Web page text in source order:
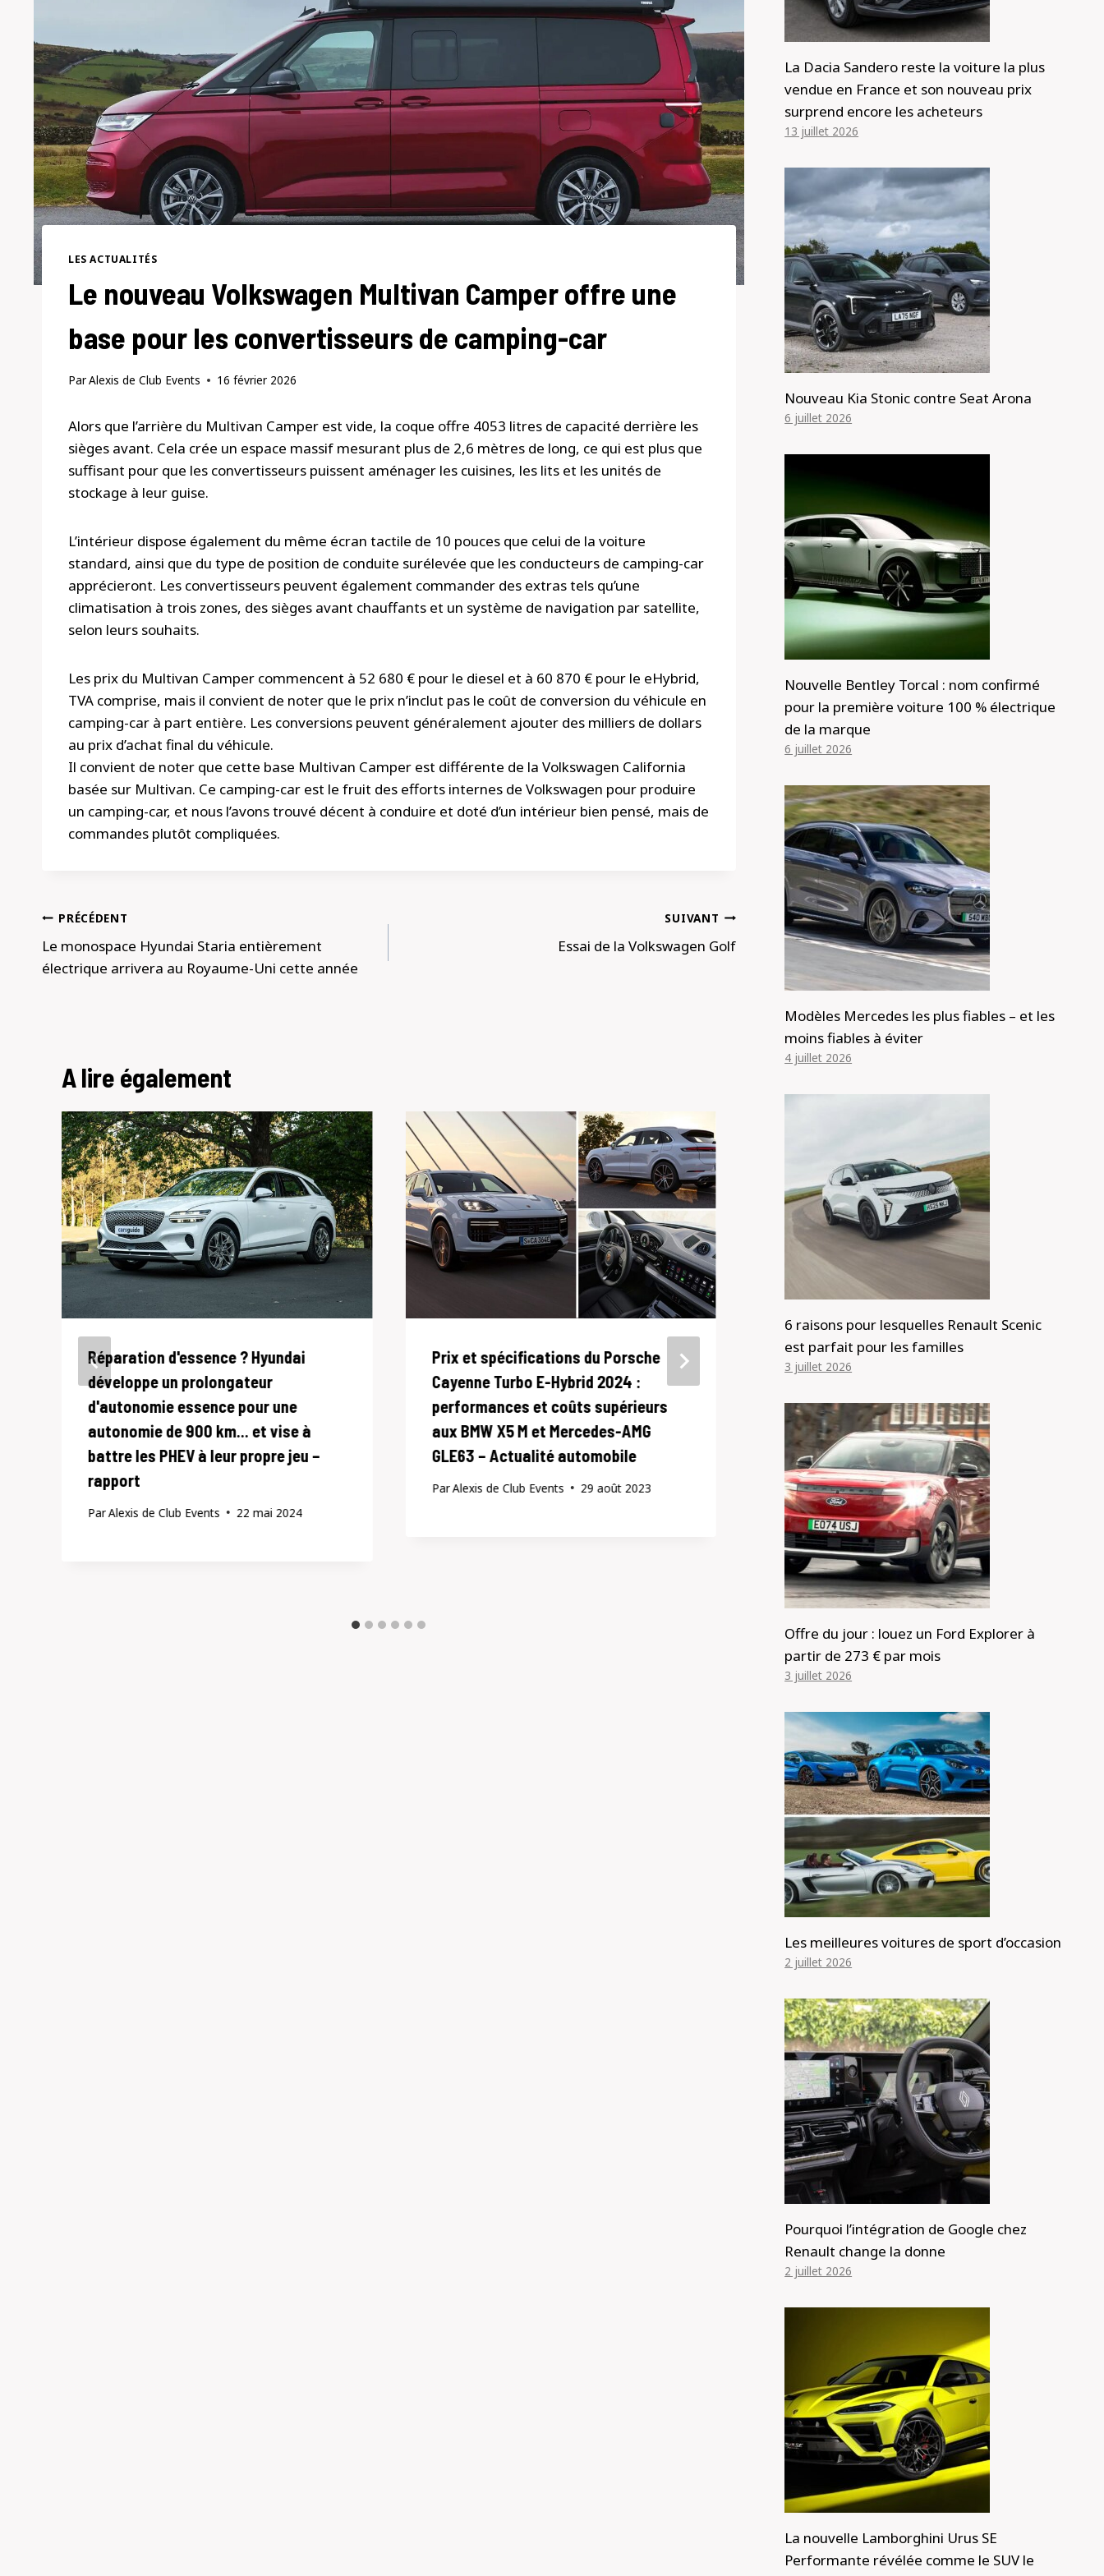
LES ACTUALITÉS
Le nouveau Volkswagen Multivan Camper offre une
base pour les convertisseurs de camping-car
ParAlexis de Club Events 16 février 2026
Alors que l’arrière du Multivan Camper est vide, la coque offre 4053 litres de capacité derrière les
sièges avant. Cela crée un espace massif mesurant plus de 2,6 mètres de long, ce qui est plus que
suffisant pour que les convertisseurs puissent aménager les cuisines, les lits et les unités de
stockage à leur guise.
L’intérieur dispose également du même écran tactile de 10 pouces que celui de la voiture
standard, ainsi que du type de position de conduite surélevée que les conducteurs de camping-car
apprécieront. Les convertisseurs peuvent également commander des extras tels qu’une
climatisation à trois zones, des sièges avant chauffants et un système de navigation par satellite,
selon leurs souhaits.
Les prix du Multivan Camper commencent à 52 680 € pour le diesel et à 60 870 € pour le eHybrid,
TVA comprise, mais il convient de noter que le prix n’inclut pas le coût de conversion du véhicule en
camping-car à part entière. Les conversions peuvent généralement ajouter des milliers de dollars
au prix d’achat final du véhicule.
Il convient de noter que cette base Multivan Camper est différente de la Volkswagen California
basée sur Multivan. Ce camping-car est le fruit des efforts internes de Volkswagen pour produire
un camping-car, et nous l’avons trouvé décent à conduire et doté d’un intérieur bien pensé, mais de
commandes plutôt compliquées.
Navigation
de
l’article
PRÉCÉDENT
Le monospace Hyundai Staria entièrement
électrique arrivera au Royaume-Uni cette année
SUIVANT
Essai de la Volkswagen Golf
A lire également
Réparation d'essence ? Hyundai
développe un prolongateur
d'autonomie essence pour une
autonomie de 900 km… et vise à
battre les PHEV à leur propre jeu –
rapport
ParAlexis de Club Events 22 mai 2024
Prix ​​et spécifications du Porsche
Cayenne Turbo E-Hybrid 2024 :
performances et coûts supérieurs
aux BMW X5 M et Mercedes-AMG
GLE63 – Actualité automobile
ParAlexis de Club Events 29 août 2023
La course aux voitures électriques
à Mercedes et Porsche, tous les
principaux constructeurs
automobiles ont retiré leurs plans
pour aller entièrement électrique en
temps record | Analyse – Actualités
de la voiture
Par Alexis de Club Events 17 février 2025
La Dacia Sandero reste la voiture la plus
vendue en France et son nouveau prix
surprend encore les acheteurs
13 juillet 2026
Nouveau Kia Stonic contre Seat Arona
6 juillet 2026
Nouvelle Bentley Torcal : nom confirmé
pour la première voiture 100 % électrique
de la marque
6 juillet 2026
Modèles Mercedes les plus fiables – et les
moins fiables à éviter
4 juillet 2026
6 raisons pour lesquelles Renault Scenic
est parfait pour les familles
3 juillet 2026
Offre du jour : louez un Ford Explorer à
partir de 273 € par mois
3 juillet 2026
Les meilleures voitures de sport d’occasion
2 juillet 2026
Pourquoi l’intégration de Google chez
Renault change la donne
2 juillet 2026
La nouvelle Lamborghini Urus SE
Performante révélée comme le SUV le